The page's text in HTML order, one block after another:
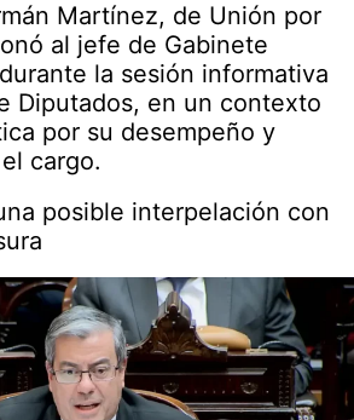
Martínez, de Unión por
al jefe de Gabinete
la sesión informativa
Diputados, en un contexto
por su desempeño y
cargo.
posible interpelación con